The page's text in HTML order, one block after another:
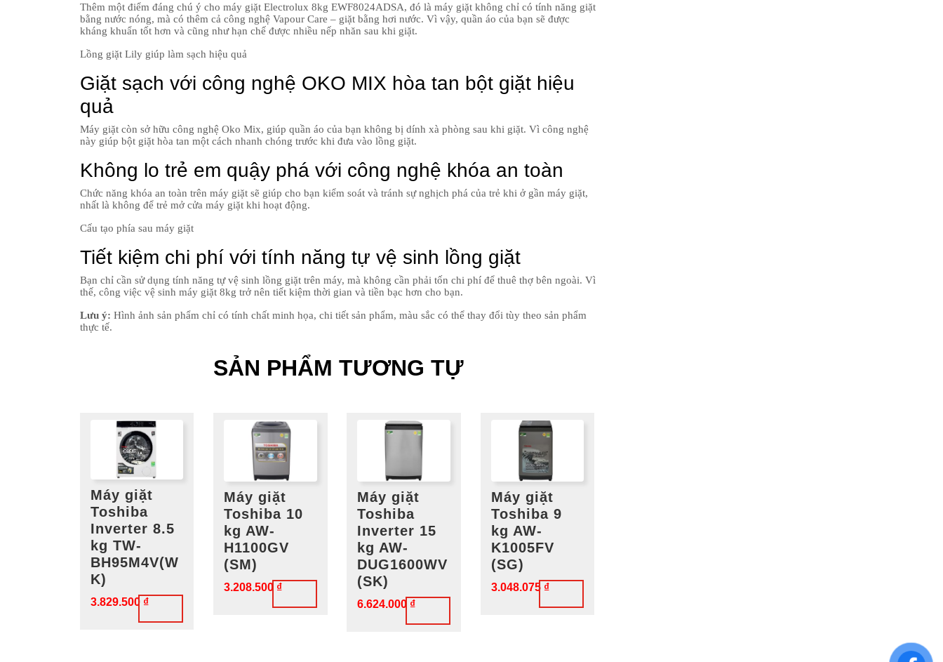
Thêm một điểm đáng chú ý cho máy giặt Electrolux 8kg EWF8024ADSA, đó là máy giặt không chỉ có tính năng giặt
bằng nước nóng, mà có thêm cả công nghệ Vapour Care – giặt bằng hơi nước. Vì vậy, quần áo của bạn sẽ được
kháng khuẩn tốt hơn và cũng như hạn chế được nhiều nếp nhăn sau khi giặt.
Lồng giặt Lily giúp làm sạch hiệu quả
Giặt sạch với công nghệ OKO MIX hòa tan bột giặt hiệu
quả
Máy giặt còn sở hữu công nghệ Oko Mix, giúp quần áo của bạn không bị dính xà phòng sau khi giặt. Vì công nghệ
này giúp bột giặt hòa tan một cách nhanh chóng trước khi đưa vào lồng giặt.
Không lo trẻ em quậy phá với công nghệ khóa an toàn
Chức năng khóa an toàn trên máy giặt sẽ giúp cho bạn kiểm soát và tránh sự nghịch phá của trẻ khi ở gần máy giặt,
nhất là không để trẻ mở cửa máy giặt khi hoạt động.
Cấu tạo phía sau máy giặt
Tiết kiệm chi phí với tính năng tự vệ sinh lồng giặt
Bạn chỉ cần sử dụng tính năng tự vệ sinh lồng giặt trên máy, mà không cần phải tốn chi phí để thuê thợ bên ngoài. Vì
thế, công việc vệ sinh máy giặt 8kg trở nên tiết kiệm thời gian và tiền bạc hơn cho bạn.
Lưu ý: Hình ảnh sản phẩm chỉ có tính chất minh họa, chi tiết sản phẩm, màu sắc có thể thay đổi tùy theo sản phẩm
thực tế.
SẢN PHẨM TƯƠNG TỰ
Máy giặt
Toshiba
Inverter 8.5
kg TW-
BH95M4V(W
K)
3.829.500 ₫
Máy giặt
Toshiba 10
kg AW-
H1100GV
(SM)
3.208.500 ₫
Máy giặt
Toshiba
Inverter 15
kg AW-
DUG1600WV
(SK)
6.624.000 ₫
Máy giặt
Toshiba 9
kg AW-
K1005FV
(SG)
3.048.075 ₫